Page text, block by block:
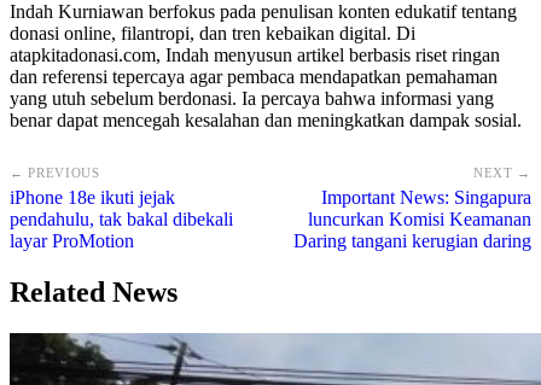
Indah Kurniawan berfokus pada penulisan konten edukatif tentang
donasi online, filantropi, dan tren kebaikan digital. Di
atapkitadonasi.com, Indah menyusun artikel berbasis riset ringan
dan referensi tepercaya agar pembaca mendapatkan pemahaman
yang utuh sebelum berdonasi. Ia percaya bahwa informasi yang
benar dapat mencegah kesalahan dan meningkatkan dampak sosial.
← PREVIOUS
iPhone 18e ikuti jejak
pendahulu, tak bakal dibekali
layar ProMotion
NEXT →
Important News: Singapura
luncurkan Komisi Keamanan
Daring tangani kerugian daring
Related News